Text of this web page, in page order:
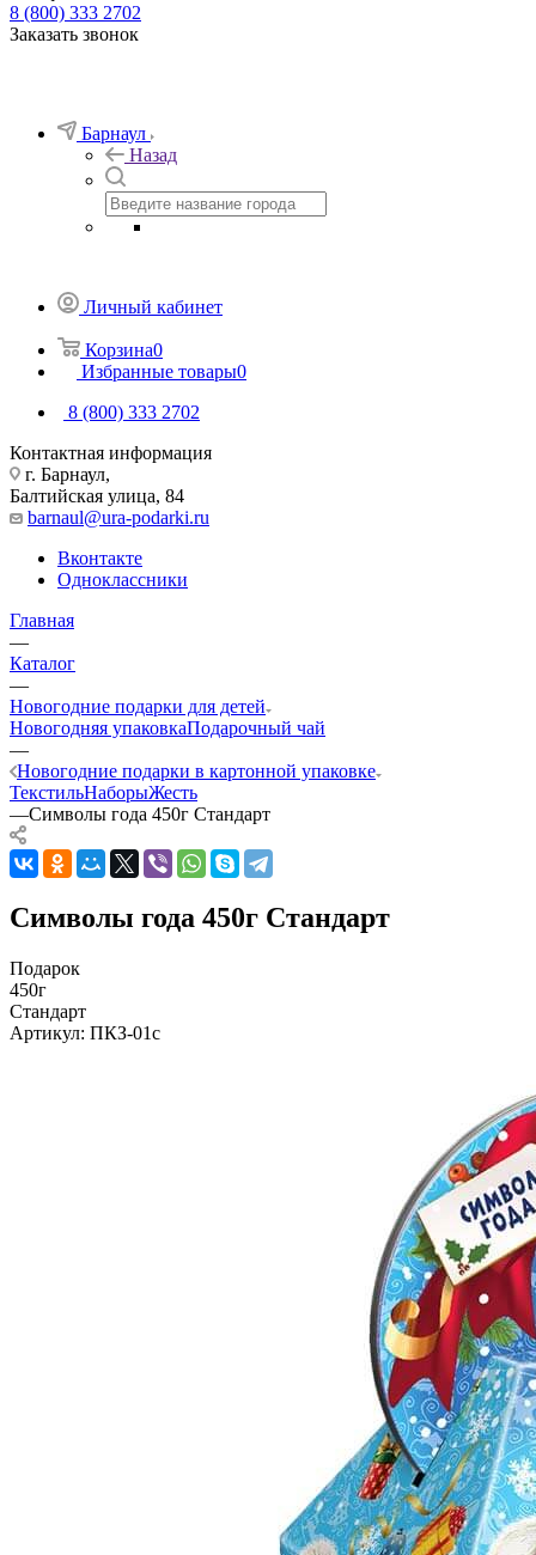
8 (800) 333 2702
Заказать звонок
Барнаул
Назад
Личный кабинет
Корзина0
Избранные товары0
8 (800) 333 2702
Контактная информация
г. Барнаул,
Балтийская улица, 84
barnaul@ura-podarki.ru
Вконтакте
Одноклассники
Главная
—
Каталог
—
Новогодние подарки для детей
Новогодняя упаковкаПодарочный чай
—
Новогодние подарки в картонной упаковке
ТекстильНаборыЖесть
—Символы года 450г Стандарт
Символы года 450г Стандарт
Подарок
450г
Стандарт
Артикул: ПКЗ-01с